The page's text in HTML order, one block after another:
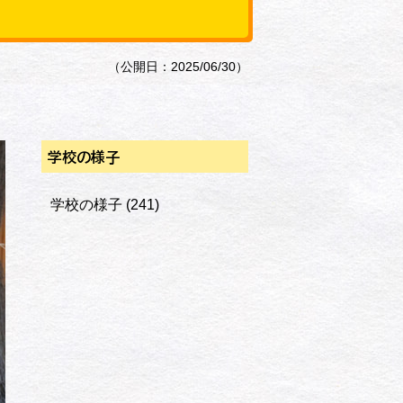
（公開日：2025/06/30）
学校の様子
学校の様子 (241)